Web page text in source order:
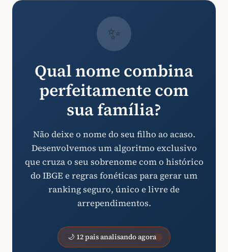
✨
Qual nome combina
perfeitamente com
sua família?
Não deixe o nome do seu filho ao acaso.
Desenvolvemos um algoritmo exclusivo
que cruza o seu sobrenome com o histórico
do IBGE e regras fonéticas para gerar um
ranking seguro, único e livre de
arrependimentos.
🌙 12 pais analisando agora